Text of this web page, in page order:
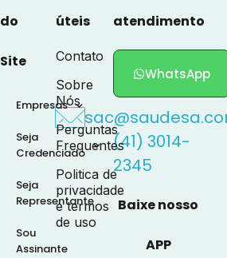
do
Site
Empresas
Seja
Credenciado
Seja
Representante
Sou
Assinante
úteis
Contato
Sobre
Nós
Perguntas
Frequentes
Politica de
privacidade
e termos
de uso
atendimento
WhatsApp
(41) 3014-
2345
Baixe nosso
APP